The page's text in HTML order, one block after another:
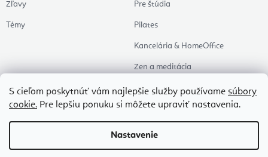
S cieľom poskytnúť vám najlepšie služby používame súbory
cookie. Pre lepšiu ponuku si môžete upraviť nastavenia.
Nastavenie
Zľavy
Témy
Pre štúdia
Pilates
Kancelária & HomeOffice
Zen a meditácia
Aromaterapia
Zdravý spánok
Naše obľúbené
Copyright 2026Flexity. Všetky práva vyhradené.Upraviť nastavenie cookies